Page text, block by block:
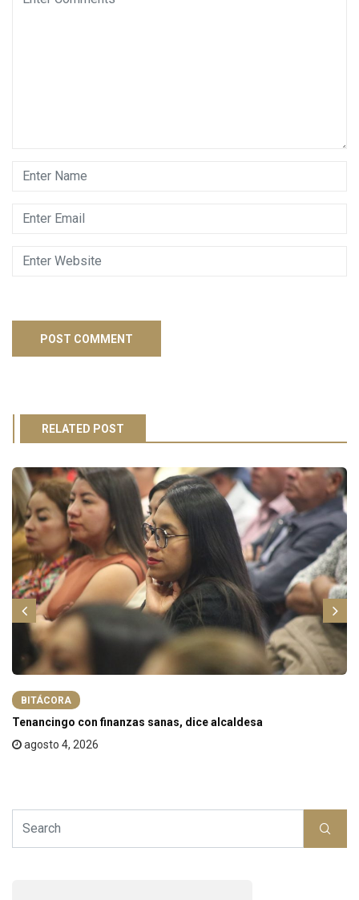
RELATED POST
BITÁCORA
Tenancingo con finanzas sanas, dice alcaldesa
agosto 4, 2026